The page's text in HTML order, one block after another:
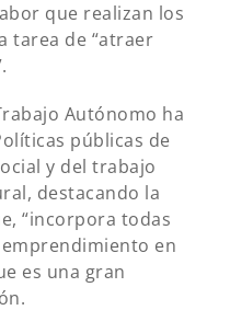
que realizan los
tarea de “atraer
Autónomo ha
públicas de
y del trabajo
destacando la
“incorpora todas
en
es una gran